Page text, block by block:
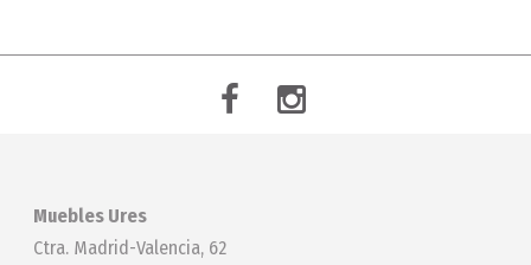
Muebles Ures
Ctra. Madrid-Valencia, 62